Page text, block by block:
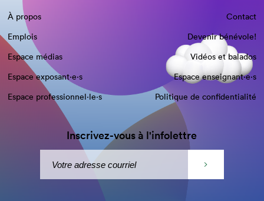
À propos
Contact
Emplois
Devenir bénévole!
Espace médias
Vidéos et balados
Espace exposant·e⋅s
Espace enseignant·e⋅s
Espace professionnel·le⋅s
Politique de confidentialité
Inscrivez-vous à l'infolettre